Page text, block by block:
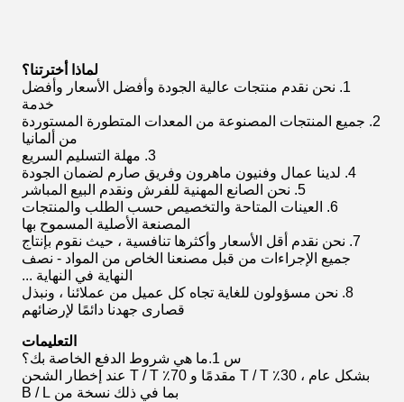
لماذا أخترتنا؟
1. نحن نقدم منتجات عالية الجودة وأفضل الأسعار وأفضل
خدمة
2. جميع المنتجات المصنوعة من المعدات المتطورة المستوردة
من ألمانيا
3. مهلة التسليم السريع
4. لدينا عمال وفنيون ماهرون وفريق صارم لضمان الجودة
5. نحن الصانع المهنية للفرش ونقدم البيع المباشر
6. العينات المتاحة والتخصيص حسب الطلب والمنتجات
المصنعة الأصلية المسموح بها
7. نحن نقدم أقل الأسعار وأكثرها تنافسية ، حيث نقوم بإنتاج
جميع الإجراءات من قبل مصنعنا الخاص من المواد - نصف
النهاية في النهاية ...
8. نحن مسؤولون للغاية تجاه كل عميل من عملائنا ، ونبذل
قصارى جهدنا دائمًا لإرضائهم
التعليمات
س 1.ما هي شروط الدفع الخاصة بك؟
بشكل عام ، 30٪ T / T مقدمًا و 70٪ T / T عند إخطار الشحن
بما في ذلك نسخة من B / L